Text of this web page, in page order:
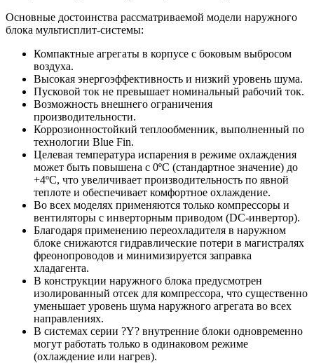
Основные достоинства рассматриваемой модели наружного
блока мультисплит-системы:
Компактные агрегаты в корпусе с боковым выбросом
воздуха.
Высокая энергоэффективность и низкий уровень шума.
Пусковой ток не превышает номинальный рабочий ток.
Возможность внешнего ограничения
производительности.
Коррозионностойкий теплообменник, выполненный по
технологии Blue Fin.
Целевая температура испарения в режиме охлаждения
может быть повышена с 0ºС (стандартное значение) до
+4ºС, что увеличивает производительность по явной
теплоте и обеспечивает комфортное охлаждение.
Во всех моделях применяются только компрессоры и
вентиляторы с инверторным приводом (DC-инвертор).
Благодаря применению переохладителя в наружном
блоке снижаются гидравлические потери в магистралях
фреонопроводов и минимизируется заправка
хладагента.
В конструкции наружного блока предусмотрен
изолированный отсек для компрессора, что существенно
уменьшает уровень шума наружного агрегата во всех
направлениях.
В системах серии ?Y? внутренние блоки одновременно
могут работать только в одинаковом режиме
(охлаждение или нагрев).